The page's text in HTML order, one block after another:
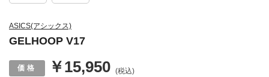
ASICS(アシックス)
GELHOOP V17
￥15,950 (税込)